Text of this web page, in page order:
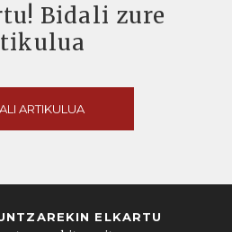
Bidali zure
ARTIKULUA
ELKARTU